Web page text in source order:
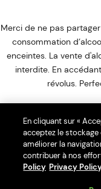
Merci de ne pas
consommation
enceintes. La vente
interdite. En
révolus.
Interdiction de vente
La preuve de
En cliquant sur «
acceptez le
améliorer la
contribuer à nos
Policy Privacy